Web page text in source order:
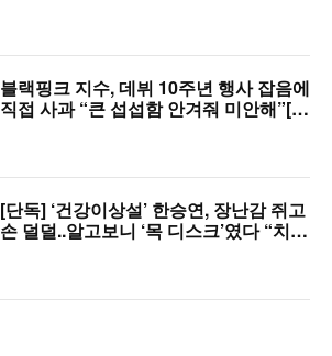
블랙핑크 지수, 데뷔 10주년 행사 잡음에
직접 사과 “큰 섭섭함 안겨줘 미안해”[핫
[단독] ‘건강이상설’ 한승연, 장난감 쥐고
손 덜덜..알고보니 ‘목 디스크’였다 “치료